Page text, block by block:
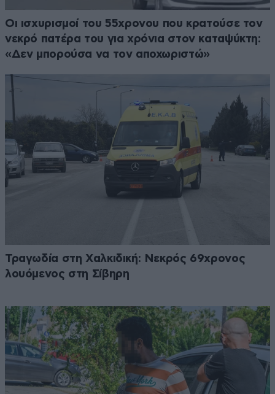
Οι ισχυρισμοί του 55χρονου που κρατούσε τον
νεκρό πατέρα του για χρόνια στον καταψύκτη:
«Δεν μπορούσα να τον αποχωριστώ»
Τραγωδία στη Χαλκιδική: Νεκρός 69χρονος
λουόμενος στη Σίβηρη